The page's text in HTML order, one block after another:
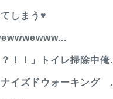
しまう♥
！！」トイレ掃除中俺
ナイズドウォーキング